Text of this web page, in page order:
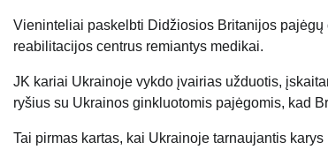
Vieninteliai paskelbti Didžiosios Britanijos
reabilitacijos centrus remiantys medikai.
JK kariai Ukrainoje vykdo įvairias užduotis,
ryšius su Ukrainos ginkluotomis pajėgomis, kad
Tai pirmas kartas, kai Ukrainoje tarnaujantis